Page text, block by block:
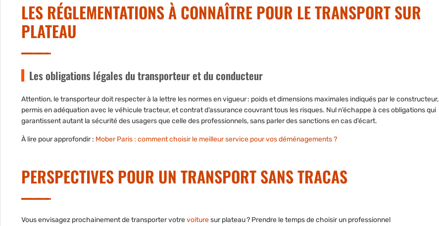
LES RÉGLEMENTATIONS À CONNAÎTRE POUR LE TRANSPORT SUR
PLATEAU
Les obligations légales du transporteur et du conducteur
Attention, le transporteur doit respecter à la lettre les normes en vigueur : poids et dimensions maximales indiqués par le constructeur,
permis en adéquation avec le véhicule tracteur, et contrat d‘assurance couvrant tous les risques. Nul n’échappe à ces obligations qui
garantissent autant la sécurité des usagers que celle des professionnels, sans parler des sanctions en cas d’écart.
À lire pour approfondir : Mober Paris : comment choisir le meilleur service pour vos déménagements ?
PERSPECTIVES POUR UN TRANSPORT SANS TRACAS
Vous envisagez prochainement de transporter votrevoituresur plateau ? Prendre le temps de choisir un professionnel